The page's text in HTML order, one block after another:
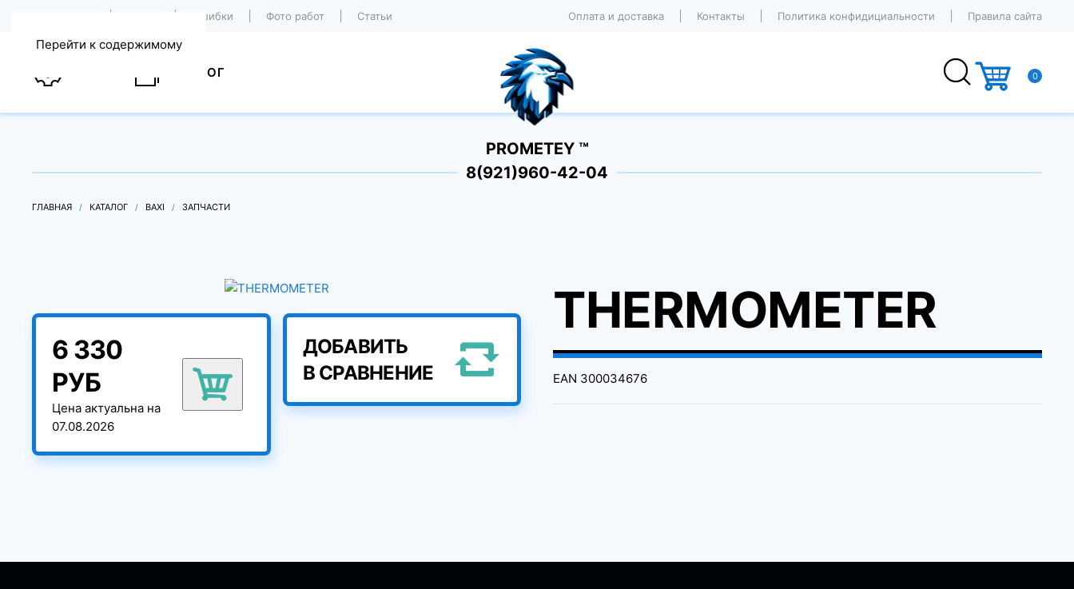
Перейти к содержимому
Ошибки Фото работ Статьи Оплата и доставка Контакты Политика конфидициальности Правила сайта
КАТАЛОГ 0
PROMETEY ™
8(921)960-42-04
ГЛАВНАЯ КАТАЛОГ BAXI ЗАПЧАСТИ
6 330
РУБ
Цена актуальна на
07.08.2026
ДОБАВИТЬ
В СРАВНЕНИЕ
THERMOMETER
EAN 300034676